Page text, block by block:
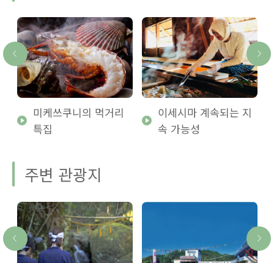
미케쓰쿠니의 먹거리
특집
이세시마 계속되는 지
속 가능성
주변 관광지